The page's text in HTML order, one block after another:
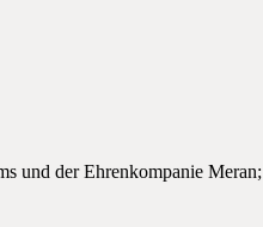
und der Ehrenkompanie Meran;